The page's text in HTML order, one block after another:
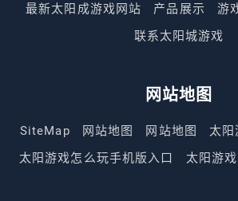
最新太阳成游戏网站 产品展示 游
联系太阳城游戏
网站地图
SiteMap 网站地图 网站地图
太阳
太阳游戏怎么玩手机版入口
太阳游